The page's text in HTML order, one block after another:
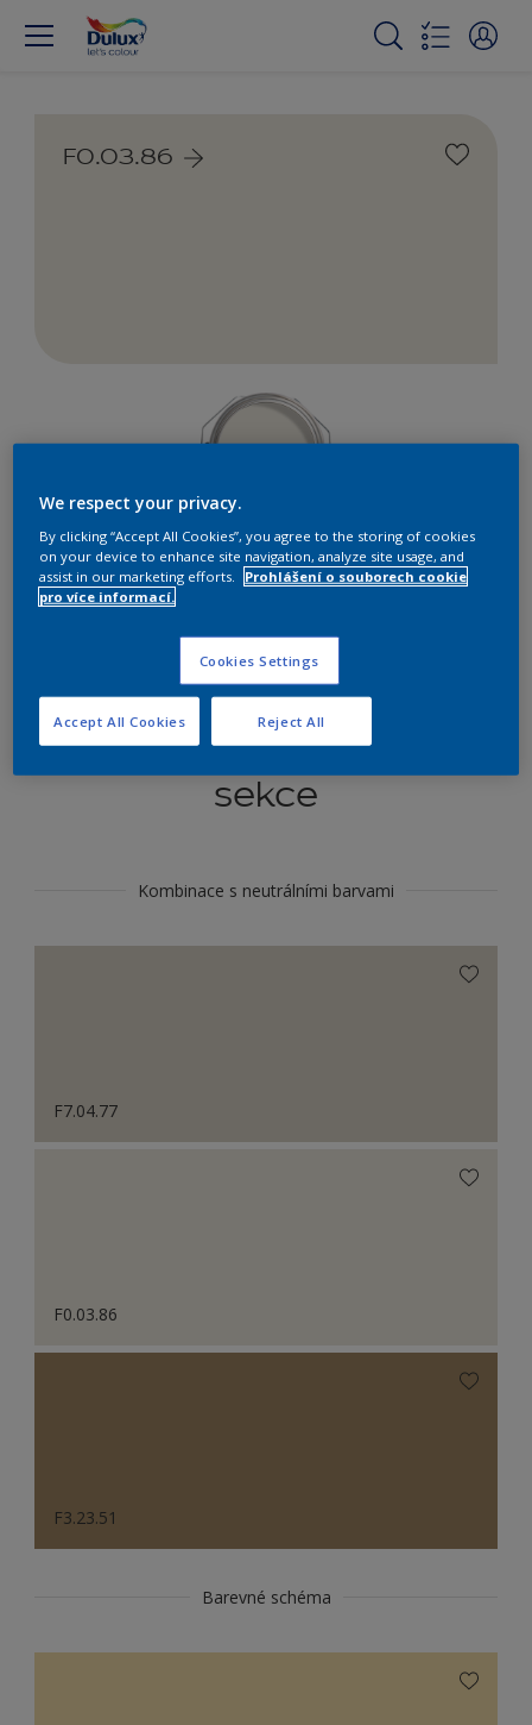
F0.03.86
Najít výrobek v tomto odstínu
Koordinovat barevné
sekce
Kombinace s neutrálními barvami
F7.04.77
F0.03.86
F3.23.51
Barevné schéma
We respect your privacy.
By clicking “Accept All Cookies”, you agree to the storing of cookies
on your device to enhance site navigation, analyze site usage, and
assist in our marketing efforts.
Prohlášení o souborech cookie
pro více informací.
Cookies Settings
Reject All
Accept All Cookies